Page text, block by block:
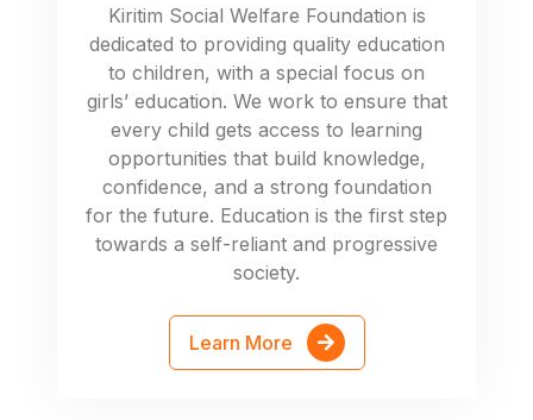
Kiritim Social Welfare Foundation is
dedicated to providing quality education
to children, with a special focus on
girls’ education. We work to ensure that
every child gets access to learning
opportunities that build knowledge,
confidence, and a strong foundation
for the future. Education is the first step
towards a self-reliant and progressive
society.
Learn More